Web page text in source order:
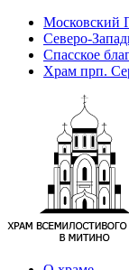
Московский
Северо-
Спасское
Храм прп.